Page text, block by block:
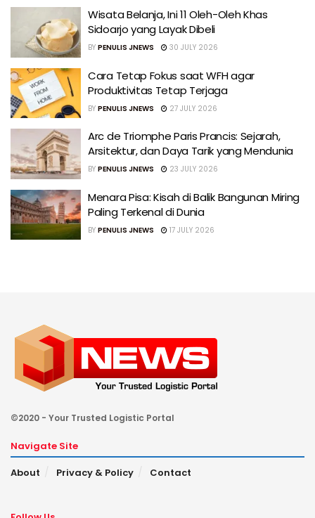
Wisata Belanja, Ini 11 Oleh-Oleh Khas
Sidoarjo yang Layak Dibeli
BY PENULIS JNEWS 30 JULY 2026
Cara Tetap Fokus saat WFH agar
Produktivitas Tetap Terjaga
BY PENULIS JNEWS 27 JULY 2026
Arc de Triomphe Paris Prancis: Sejarah,
Arsitektur, dan Daya Tarik yang Mendunia
BY PENULIS JNEWS 23 JULY 2026
Menara Pisa: Kisah di Balik Bangunan Miring
Paling Terkenal di Dunia
BY PENULIS JNEWS 17 JULY 2026
©2020 - Your Trusted Logistic Portal
Navigate Site
About
Privacy & Policy Contact